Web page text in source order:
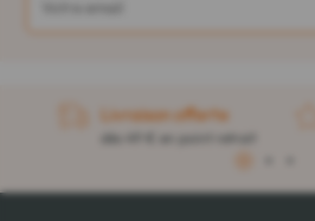
Livraison offerte
dès 49 € en point retrait